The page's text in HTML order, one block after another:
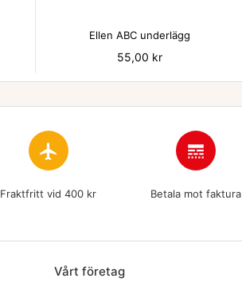

Ellen ABC underlägg
Pris
55,00 kr
flight
Fraktfritt vid 400 kr
line_style
Betala mot faktura
Vårt företag